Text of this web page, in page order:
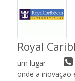
Royal
um lugar
onde a inovação